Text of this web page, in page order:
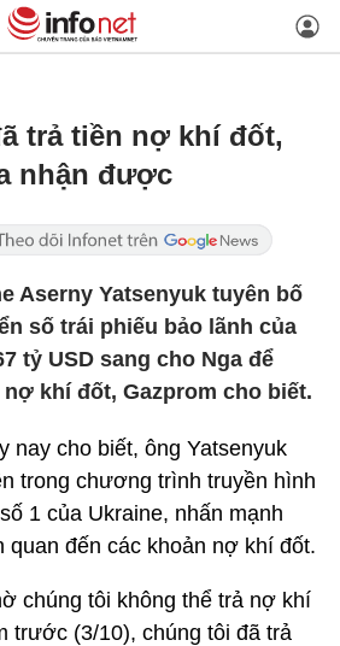
trả tiền nợ khí đốt,
nhận được
Aserny Yatsenyuk tuyên bố
số trái phiếu bảo lãnh của
tỷ USD sang cho Nga để
khí đốt, Gazprom cho biết.
nay cho biết, ông Yatsenyuk
trong chương trình truyền hình
1 của Ukraine, nhấn mạnh
quan đến các khoản nợ khí đốt.
chúng tôi không thể trả nợ khí
trước (3/10), chúng tôi đã trả